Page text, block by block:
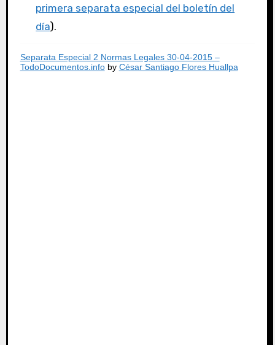
primera separata especial del boletín del
día).
Separata Especial 2 Normas Legales 30-04-2015 –
TodoDocumentos.infoby César Santiago Flores Huallpa